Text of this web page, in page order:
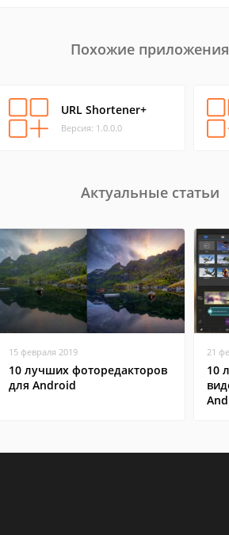
Похожие приложения
URL Shortener+
Версия: 1.0.0.0
Актуальные статьи
15 февраля 2019
10 лучших фоторедакторов
для Android
21
10